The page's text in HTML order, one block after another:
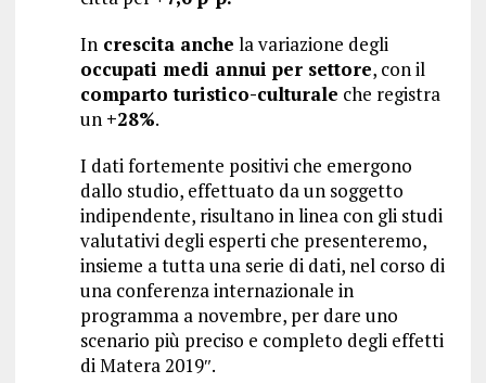
Increscita anche la variazione degli
occupati medi annui per settore, con il
comparto turistico-culturale che registra
un +28%.
I dati fortemente positivi che emergono
dallo studio, effettuato da un soggetto
indipendente, risultano in linea con gli studi
valutativi degli esperti che presenteremo,
insieme a tutta una serie di dati, nel corso di
una conferenza internazionale in
programma a novembre, per dare uno
scenario più preciso e completo degli effetti
di Matera 2019″.